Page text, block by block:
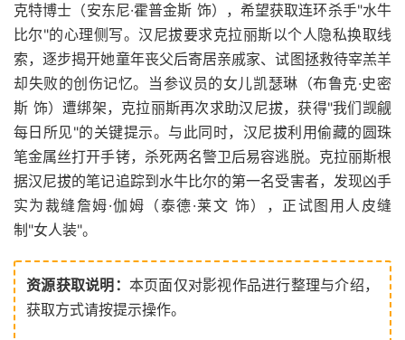
克特博士（安东尼·霍普金斯 饰），希望获取连环杀手"水牛
比尔"的心理侧写。汉尼拔要求克拉丽斯以个人隐私换取线
索，逐步揭开她童年丧父后寄居亲戚家、试图拯救待宰羔羊
却失败的创伤记忆。当参议员的女儿凯瑟琳（布鲁克·史密
斯 饰）遭绑架，克拉丽斯再次求助汉尼拔，获得"我们觊觎
每日所见"的关键提示。与此同时，汉尼拔利用偷藏的圆珠
笔金属丝打开手铐，杀死两名警卫后易容逃脱。克拉丽斯根
据汉尼拔的笔记追踪到水牛比尔的第一名受害者，发现凶手
实为裁缝詹姆·伽姆（泰德·莱文 饰），正试图用人皮缝
制"女人装"。
资源获取说明： 本页面仅对影视作品进行整理与介绍，
获取方式请按提示操作。